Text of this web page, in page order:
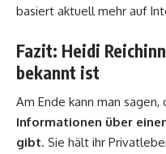
basiert aktuell mehr auf
Fazit: Heidi
bekannt ist
Am Ende kann man sagen,
Informationen über
gibt. Sie hält ihr